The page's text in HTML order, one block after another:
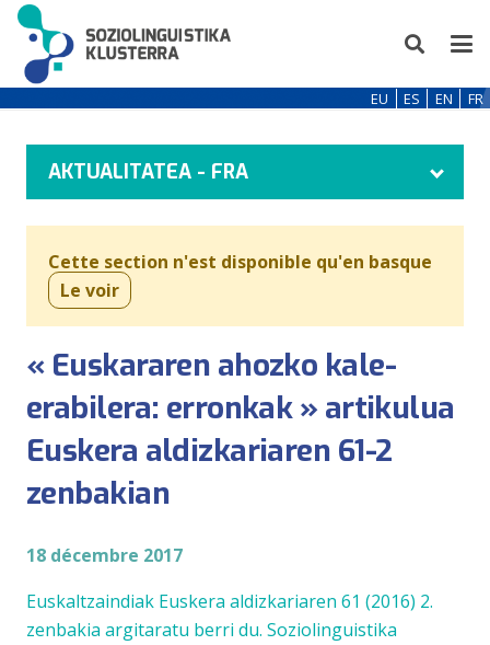
EU ES EN FR
AKTUALITATEA - FRA
Cette section n'est disponible qu'en basque
Le voir
« Euskararen ahozko kale-
erabilera: erronkak » artikulua
Euskera aldizkariaren 61-2
zenbakian
18 décembre 2017
Euskaltzaindiak Euskera aldizkariaren 61 (2016) 2.
zenbakia argitaratu berri du. Soziolinguistika